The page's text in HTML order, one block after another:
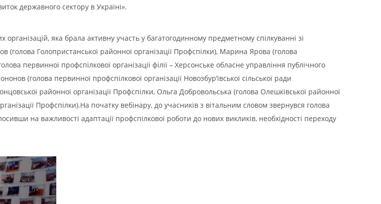
державного сектору в Україні».
яка брала активну участь у багатогодинному предметному спілкуванні зі
Голопристанської районної організації Профспілки), Марина Ярова (голова
первинної профспілкової організації філії – Херсонське обласне управління публічного
(голова первинної профспілкової організації Новозбур’ївської сільської ради
районної організації Профспілки, Ольга Добровольська (голова Олешківської районної
Профспілки).На початку вебінару, до учасників з вітальним словом звернувся голова
на важливості адаптації профспілкової роботи до нових викликів, необхідності переходу